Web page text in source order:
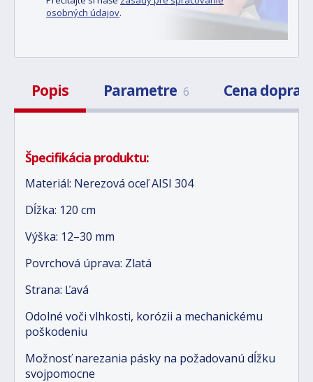
osobných údajov.
Popis Parametre 6 Cena
Špecifikácia produktu:
Materiál: Nerezová oceľ AISI 304
Dĺžka: 120 cm
Výška: 12–30 mm
Povrchová úprava: Zlatá
Strana: Ľavá
Odolné voči vlhkosti, korózii a mechanickému
poškodeniu
Možnosť narezania pásky na požadovanú dĺžku
svojpomocne